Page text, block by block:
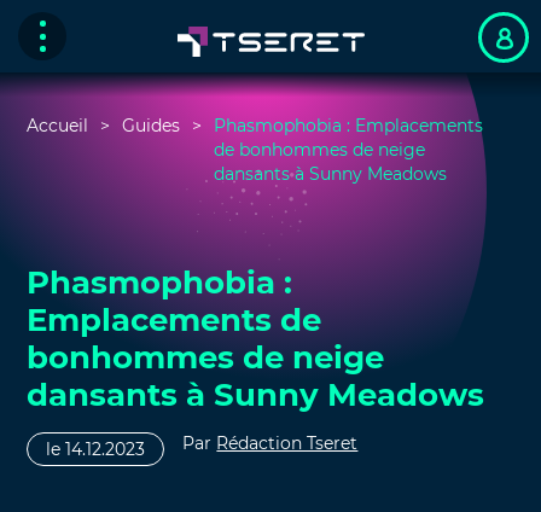
Accueil Guides
Phasmophobia : Emplacements
de bonhommes de neige
dansants à Sunny Meadows
Phasmophobia :
Emplacements de
bonhommes de neige
dansants à Sunny Meadows
le 14.12.2023 Par Rédaction Tseret